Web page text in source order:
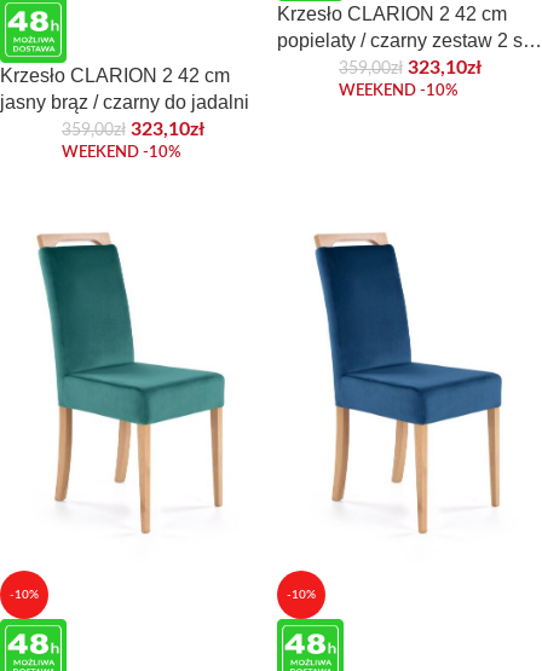
Krzesło CLARION 2 42 cm
jasny brąz / czarny do jadalni
359,00zł 323,10zł
WEEKEND -10%
Krzesło CLARION 2 42 cm
popielaty / czarny zestaw 2 szt
do jadalni359,00zł 323,10zł
WEEKEND -10%
-10% -10%